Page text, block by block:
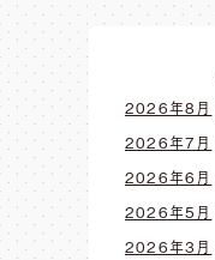
2026年8月
2026年7月
2026年6月
2026年5月
2026年3月